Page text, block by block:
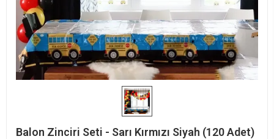
Balon Zinciri Seti - Sarı Kırmızı Siyah (120 Adet)